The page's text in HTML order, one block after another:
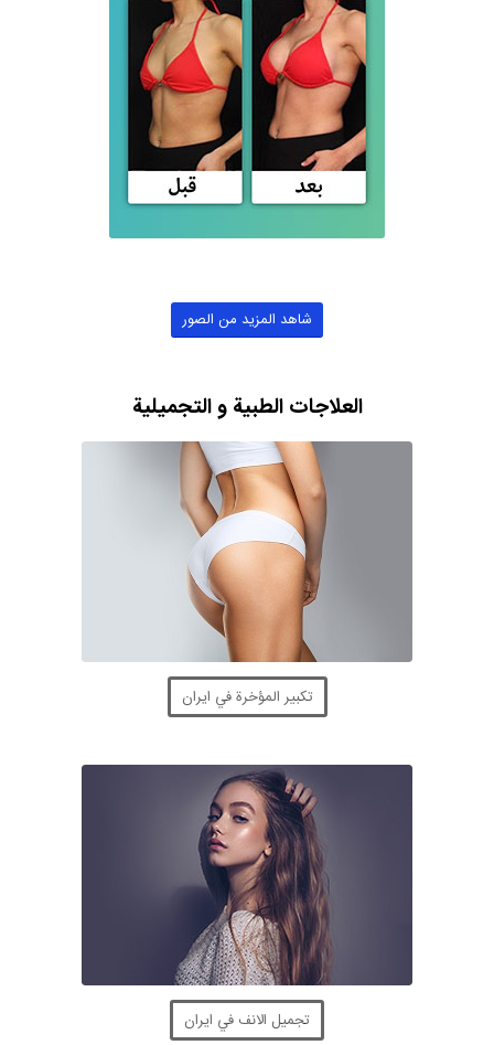
شاهد المزيد من الصور
العلاجات الطبية و التجميلية
تكبير المؤخرة في ايران
تجميل الانف في ايران